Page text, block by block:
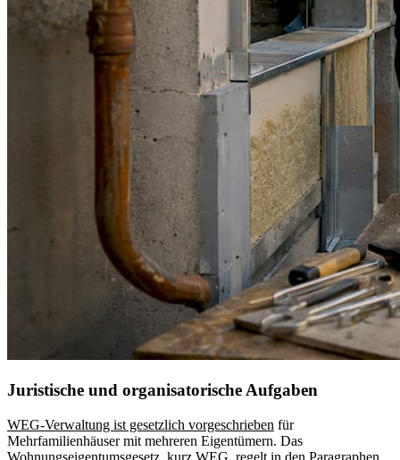
Juristische und organisatorische Aufgaben
WEG-Verwaltung ist gesetzlich vorgeschrieben für
Mehrfamilienhäuser mit mehreren Eigentümern. Das
Wohnungseigentumsgesetz, kurz WEG, regelt in den Paragraphen